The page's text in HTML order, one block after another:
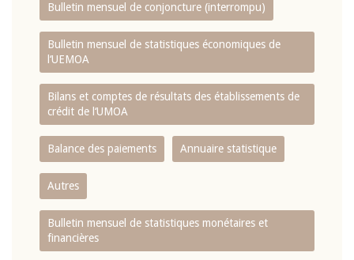
Bulletin mensuel de conjoncture (interrompu)
Bulletin mensuel de statistiques économiques de
l‘UEMOA
Bilans et comptes de résultats des établissements de
crédit de l‘UMOA
Balance des paiements Annuaire statistique
Autres
Bulletin mensuel de statistiques monétaires et
financières